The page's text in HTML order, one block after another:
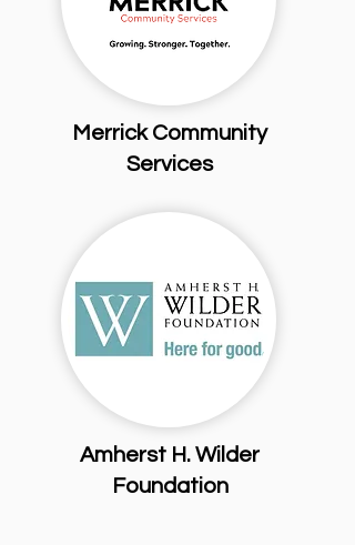
Merrick Community
Services
Amherst H. Wilder
Foundation